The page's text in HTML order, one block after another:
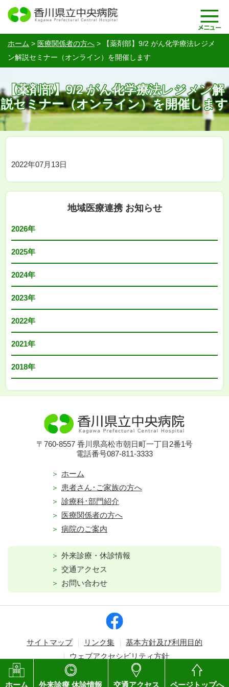
ホーム > 医療関係者の方へ >
【薬剤部】9/2 がん化学療法レジメ
ン解説セミナー（オンライン）を開催します
【薬剤部】9/2 がん化学療法レジメン解
説セミナー（オンライン）を開催します
2022年07月13日
地域医療連携 お知らせ
2026年
2025年
2024年
2023年
2022年
2021年
2018年
ホーム 外来診療 休診情報 交通アクセス ページトップへ
〒760-8557 香川県高松市朝日町一丁目2番1号
電話番号087-811-3333
ホーム
患者さん･ご家族の方へ
診療科･部門紹介
医療関係者の方へ
病院のご案内
外来診療・休診情報
交通アクセス
お問い合わせ
サイトマップ リンク集
基本方針及び利用目的
ウェブアクセシビリティ方針
Copyright © Kagawa Prefectural Central Hospital. All rights reserved.